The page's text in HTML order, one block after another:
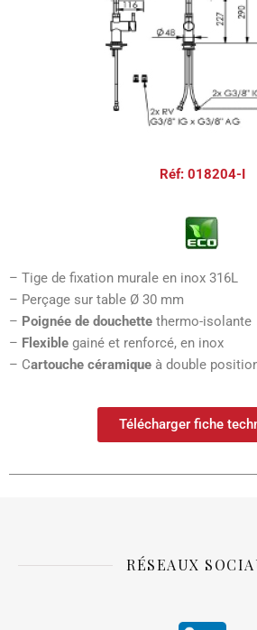
Réf: 018204-I
– Tige de fixation murale en inox 316L
– Perçage sur table Ø 30 mm
– Poignée de douchette thermo-isolante
– Flexible gainé et renforcé, en inox
– Cartouche céramique à double
Télécharger fiche
RÉSEAUX